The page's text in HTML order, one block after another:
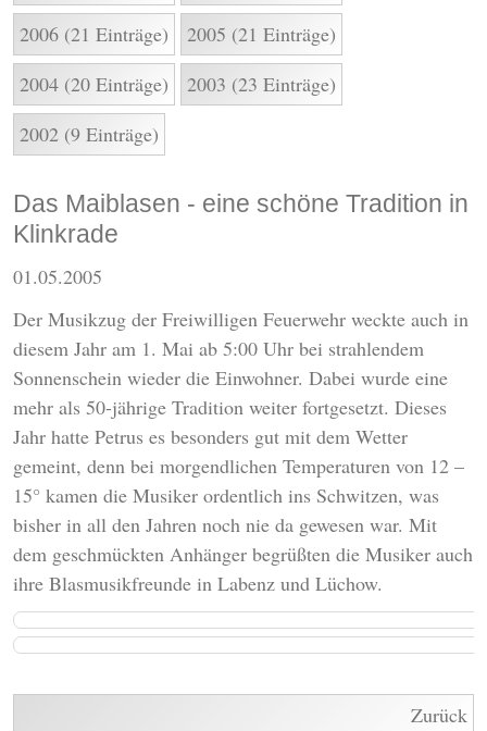
2006 (21 Einträge)
2005 (21 Einträge)
2004 (20 Einträge)
2003 (23 Einträge)
2002 (9 Einträge)
Das Maiblasen - eine schöne Tradition in
Klinkrade
01.05.2005
Der Musikzug der Freiwilligen Feuerwehr weckte auch in
diesem Jahr am 1. Mai ab 5:00 Uhr bei strahlendem
Sonnenschein wieder die Einwohner. Dabei wurde eine
mehr als 50-jährige Tradition weiter fortgesetzt. Dieses
Jahr hatte Petrus es besonders gut mit dem Wetter
gemeint, denn bei morgendlichen Temperaturen von 12 –
15° kamen die Musiker ordentlich ins Schwitzen, was
bisher in all den Jahren noch nie da gewesen war. Mit
dem geschmückten Anhänger begrüßten die Musiker auch
ihre Blasmusikfreunde in Labenz und Lüchow.
Zurück